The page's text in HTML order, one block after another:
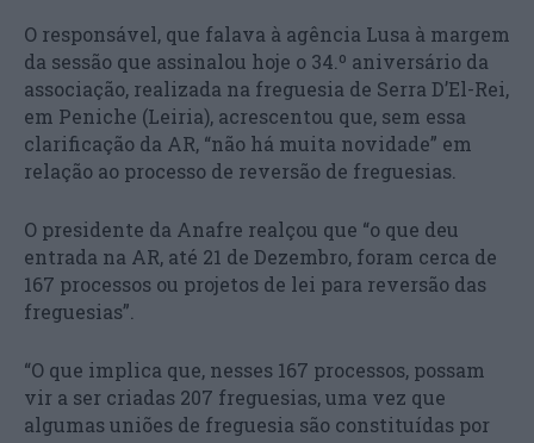
O responsável, que falava à agência Lusa à margem
da sessão que assinalou hoje o 34.º aniversário da
associação, realizada na freguesia de Serra D’El-Rei,
em Peniche (Leiria), acrescentou que, sem essa
clarificação da AR, “não há muita novidade” em
relação ao processo de reversão de freguesias.
O presidente da Anafre realçou que “o que deu
entrada na AR, até 21 de Dezembro, foram cerca de
167 processos ou projetos de lei para reversão das
freguesias”.
“O que implica que, nesses 167 processos, possam
vir a ser criadas 207 freguesias, uma vez que
algumas uniões de freguesia são constituídas por